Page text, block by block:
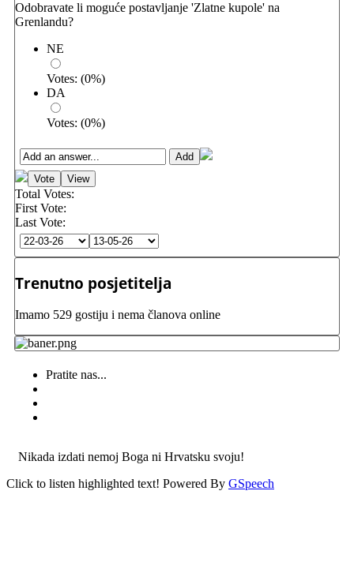
Odobravate li moguće postavljanje 'Zlatne kupole' na
Grenlandu?
NE
Votes: (0%)
DA
Votes: (0%)
Total Votes:
First Vote:
Last Vote:
Trenutno posjetitelja
Imamo 529 gostiju i nema članova online
Pratite nas...
Nikada izdati nemoj Boga ni Hrvatsku svoju!
Click to listen highlighted text! Powered By GSpeech